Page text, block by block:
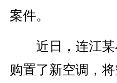
案件。
近日，连江某
购置了新空调，